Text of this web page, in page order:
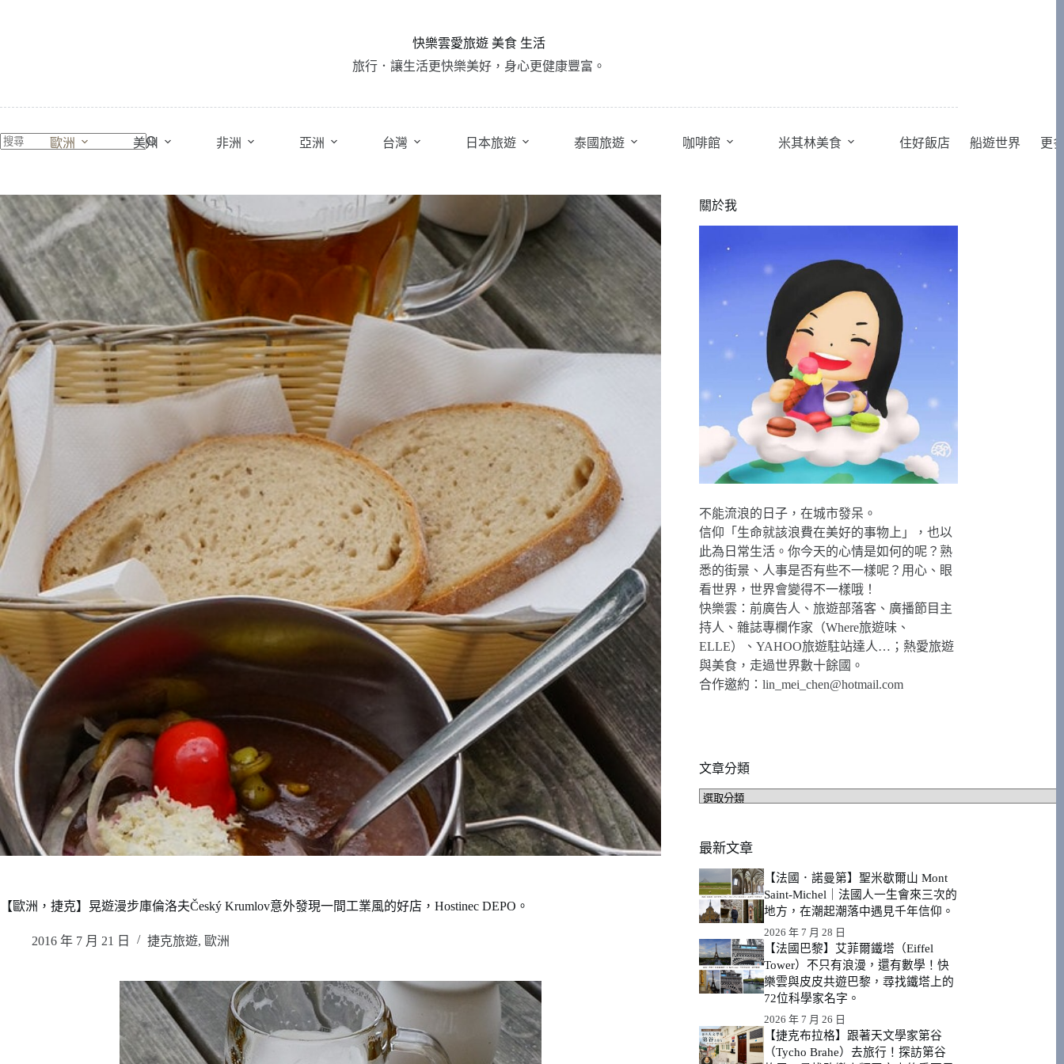
容
快樂雲愛旅遊 美食 生活
旅行．讓生活更快樂美好，身心更健康豐富。
歐洲 美州 非洲 亞洲 台灣 日本旅遊 泰國旅遊 咖啡館 米其林美食 住好飯店 船遊世界 更
【歐洲，捷克】晃遊漫步庫倫洛夫Český Krumlov意外發現一間工業風的好店，Hostinec DEPO。
2016 年 7 月 21 日 捷克旅遊, 歐洲
關於我
不能流浪的日子，在城市發呆。
信仰「生命就該浪費在美好的事物上」，也以
此為日常生活。你今天的心情是如何的呢？熟
悉的街景、人事是否有些不一樣呢？用心、眼
看世界，世界會變得不一樣哦！
快樂雲：前廣告人、旅遊部落客、廣播節目主
持人、雜誌專欄作家（Where旅遊味、
ELLE）、YAHOO旅遊駐站達人…；熱愛旅遊
與美食，走過世界數十餘國。
合作邀約：lin_mei_chen@hotmail.com
文章分類
文
類
最新文章
【法國．諾曼第】聖米歇爾山 Mont
Saint-Michel｜法國人一生會來三次的
地方，在潮起潮落中遇見千年信仰。
2026 年 7 月 28 日
【法國巴黎】艾菲爾鐵塔（Eiffel
Tower）不只有浪漫，還有數學！快
樂雲與皮皮共遊巴黎，尋找鐵塔上的
72位科學家名字。
2026 年 7 月 26 日
【捷克布拉格】跟著天文學家第谷
（Tycho Brahe）去旅行！探訪第谷